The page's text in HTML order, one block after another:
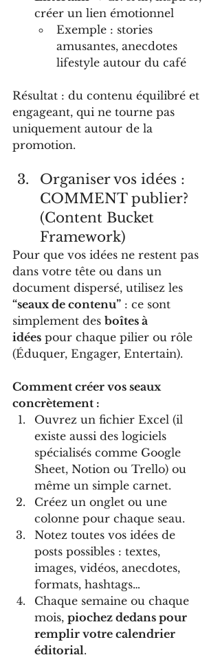
créer un lien émotionnel
Exemple : stories
amusantes, anecdotes
lifestyle autour du café
Résultat : du contenu équilibré et
engageant, qui ne tourne pas
uniquement autour de la
promotion.
Organiser vos idées :
COMMENT publier?
(Content Bucket
Framework)
Pour que vos idées ne restent pas
dans votre tête ou dans un
document dispersé, utilisez les
“seaux de contenu” : ce sont
simplement des boîtes à
idées pour chaque pilier ou rôle
(Éduquer, Engager, Entertain).
Comment créer vos seaux
concrètement :
Ouvrez un fichier Excel (il
existe aussi des logiciels
spécialisés comme Google
Sheet, Notion ou Trello) ou
même un simple carnet.
Créez un onglet ou une
colonne pour chaque seau.
Notez toutes vos idées de
posts possibles : textes,
images, vidéos, anecdotes,
formats, hashtags…
Chaque semaine ou chaque
mois, piochez dedans pour
remplir votre calendrier
éditorial.